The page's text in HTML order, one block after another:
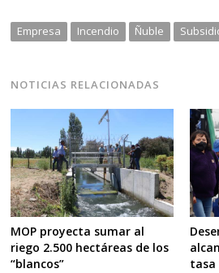
Empresa Incendio Ñuble
NOTICIAS RELACIONADAS
MOP proyecta sumar al
riego 2.500 hectáreas de los
“blancos”
tasa